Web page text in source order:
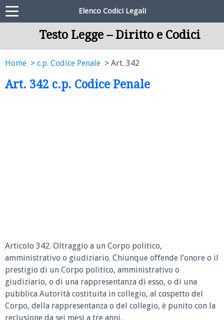
Elenco Codici Legali
Testo Legge – Diritto e Codici
Home c.p. Codice Penale Art. 342
Art. 342 c.p. Codice Penale
Articolo 342. Oltraggio a un Corpo politico,
amministrativo o giudiziario. Chiunque offende l’onore o il
prestigio di un Corpo politico, amministrativo o
giudiziario, o di una rappresentanza di esso, o di una
pubblica Autorità costituita in collegio, al cospetto del
Corpo, della rappresentanza o del collegio, è punito con la
reclusione da sei mesi a tre anni.